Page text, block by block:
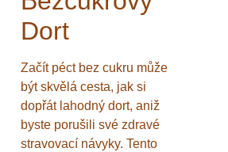
Dort
Začít péct bez cukru může
být skvělá cesta, jak si
dopřát lahodný dort, aniž
byste porušili své zdravé
stravovací návyky. Tento